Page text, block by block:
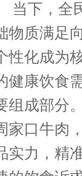
当下，全
物质满足
性化成为
健康饮食
组成部分
家口牛肉
实力，精